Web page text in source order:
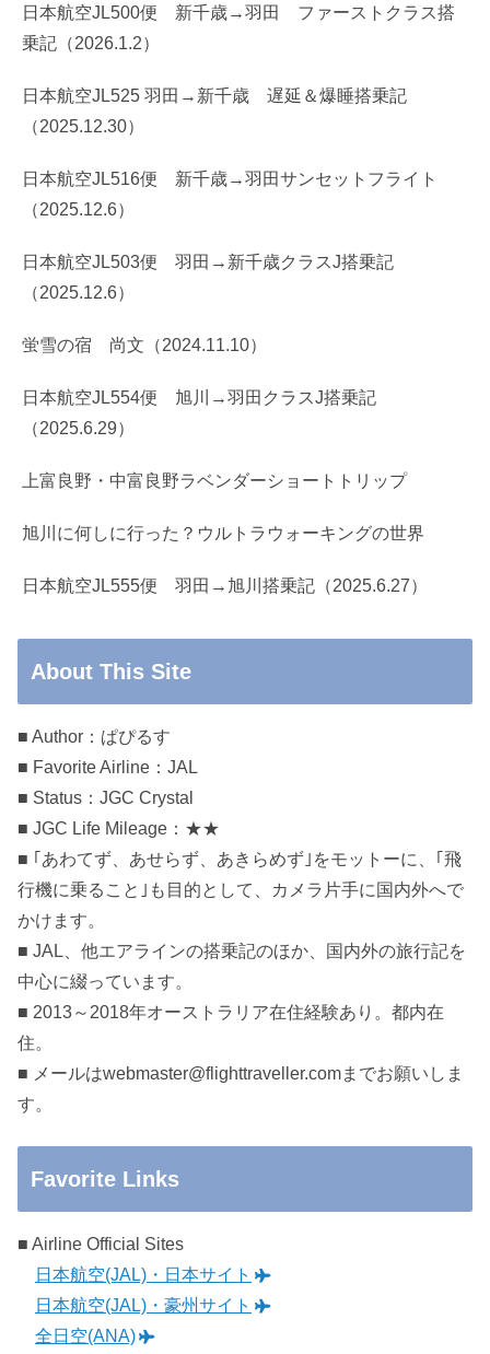
日本航空JL500便 新千歳→羽田 ファーストクラス搭
乗記（2026.1.2）
日本航空JL525 羽田→新千歳 遅延＆爆睡搭乗記
（2025.12.30）
日本航空JL516便 新千歳→羽田サンセットフライト
（2025.12.6）
日本航空JL503便 羽田→新千歳クラスJ搭乗記
（2025.12.6）
蛍雪の宿 尚文（2024.11.10）
日本航空JL554便 旭川→羽田クラスJ搭乗記
（2025.6.29）
上富良野・中富良野ラベンダーショートトリップ
旭川に何しに行った？ウルトラウォーキングの世界
日本航空JL555便 羽田→旭川搭乗記（2025.6.27）
About This Site
■ Author：ぱぴるす
■ Favorite Airline：JAL
■ Status：JGC Crystal
■ JGC Life Mileage：★★
■ ｢あわてず、あせらず、あきらめず｣をモットーに、｢飛
行機に乗ること｣も目的として、カメラ片手に国内外へで
かけます。
■ JAL、他エアラインの搭乗記のほか、国内外の旅行記を
中心に綴っています。
■ 2013～2018年オーストラリア在住経験あり。都内在
住。
■ メールはwebmaster@flighttraveller.comまでお願いしま
す。
Favorite Links
■ Airline Official Sites
日本航空(JAL)・日本サイト
日本航空(JAL)・豪州サイト
全日空(ANA)